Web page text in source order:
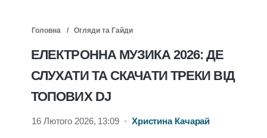
Головна Огляди та Гайди
ЕЛЕКТРОННА МУЗИКА 2026: ДЕ
СЛУХАТИ ТА СКАЧАТИ ТРЕКИ ВІД
ТОПОВИХ DJ
16 Лютого 2026, 13:09 • Христина Качарай